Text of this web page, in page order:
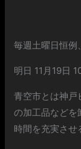
毎週土曜日恒例
明日 11月19日
青空市とは神戸
の加工品などを
時間を充実させ